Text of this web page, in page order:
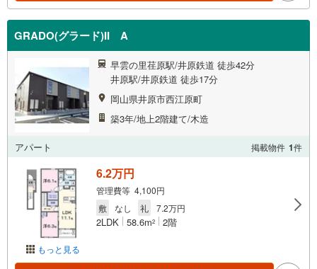
GRADO(グラード)II A
早雲の里荏原駅/井原鉄道 徒歩42分
井原駅/井原鉄道 徒歩17分
岡山県井原市西江原町
築3年/地上2階建て/木造
アパート 掲載物件 1件
もっと見る
6.2万円
管理費等 4,100円
敷
なし 礼 7.2万円
2LDK 58.6m2 2階